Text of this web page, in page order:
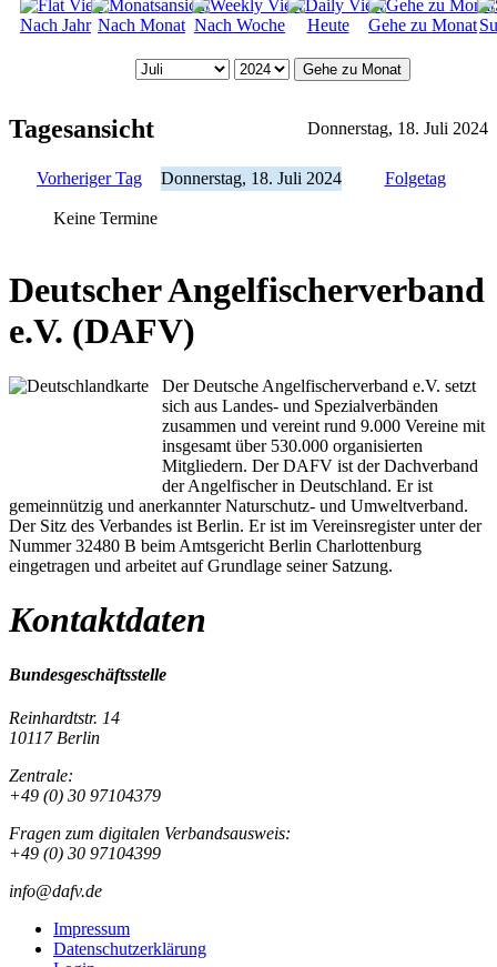
Nach Jahr Nach Monat Nach Woche Heute Gehe zu Monat
Gehe zu Monat
Tagesansicht Donnerstag, 18. Juli 2024
Vorheriger Tag Donnerstag, 18. Juli 2024 Folgetag
Keine Termine
Deutscher Angelfischerverband
e.V. (DAFV)
Der Deutsche Angelfischerverband e.V. setzt
sich aus Landes- und Spezialverbänden
zusammen und vereint rund 9.000 Vereine mit
insgesamt über 530.000 organisierten
Mitgliedern. Der DAFV ist der Dachverband
der Angelfischer in Deutschland. Er ist
gemeinnützig und anerkannter Naturschutz- und Umweltverband.
Der Sitz des Verbandes ist Berlin. Er ist im Vereinsregister unter der
Nummer 32480 B beim Amtsgericht Berlin Charlottenburg
eingetragen und arbeitet auf Grundlage seiner Satzung.
Kontaktdaten
Bundesgeschäftsstelle
Reinhardtstr. 14
10117 Berlin
Zentrale:
+49 (0) 30 97104379
Fragen zum digitalen Verbandsausweis:
+49 (0) 30 97104399
info@dafv.de
Impressum
Datenschutzerklärung